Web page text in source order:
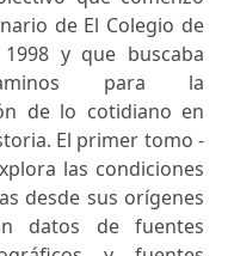
de El Colegio de
y que buscaba
para la
de lo cotidiano en
El primer tomo -
las condiciones
desde sus orígenes
datos de fuentes